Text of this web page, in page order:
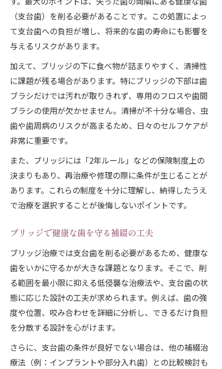
（支台歯）を削る必要があることです。この処置によっ
て支台歯への負担が増し、将来的な歯の寿命にも影響を
与えるリスクがあります。
加えて、ブリッジの下に食べ物が詰まりやすく、清掃性
に課題が残る場合があります。特にブリッジの下部は歯
ブラシだけでは汚れが取りきれず、専用のフロスや歯間
ブラシの使用が欠かせません。清掃が不十分な場合、虫
歯や歯周病のリスクが高まるため、日々のセルフケアが
非常に重要です。
また、ブリッジには「2年ルール」などの保険制度上の
決まりもあり、再治療や修理の際に条件が生じることが
あります。これらの制度を十分に理解し、納得したうえ
で治療を選択することが後悔しないポイントです。
ブリッジで健康な歯を守る補綴の工夫
ブリッジ治療では支台歯を削る必要があるため、健康な
歯をいかに守るかが大きな課題となります。そこで、削
る範囲を最小限に抑える低侵襲な治療法や、支台歯の状
態に応じた設計の工夫が求められます。例えば、歯の強
度や位置、咬み合わせを詳細に分析し、できるだけ負担
を分散する設計を心がけます。
さらに、支台歯の条件が良好でない場合は、他の補綴治
療法（例：インプラントや部分入れ歯）との比較検討も